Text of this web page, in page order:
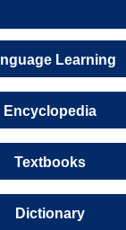
Learning
Encyclopedia
Textbooks
Dictionary